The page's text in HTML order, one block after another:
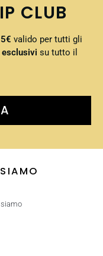
CLUB
valido per tutti gli
su tutto il
siamo